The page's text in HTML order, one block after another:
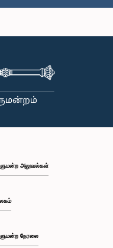
ஆரியரத்ன, பா.உ.
அலுவல்கள்
நேரலை